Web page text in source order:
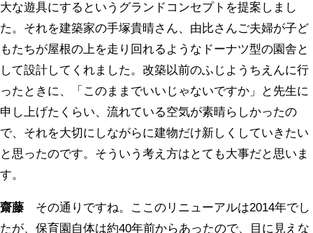
大な遊具にするというグランドコンセプトを提案しまし
た。それを建築家の手塚貴晴さん、由比さんご夫婦が子ど
もたちが屋根の上を走り回れるようなドーナツ型の園舎と
して設計してくれました。改築以前のふじようちえんに行
ったときに、「このままでいいじゃないですか」と先生に
申し上げたくらい、流れている空気が素晴らしかったの
で、それを大切にしながらに建物だけ新しくしていきたい
と思ったのです。そういう考え方はとても大事だと思いま
す。
齋藤 その通りですね。ここのリニューアルは2014年でし
たが、保育園自体は約40年前からあったので、目に見えな